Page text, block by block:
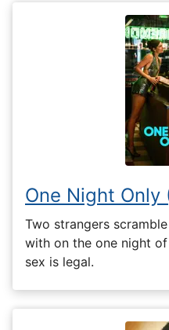
One Night Only
Two strangers
with on the one night
sex is legal.